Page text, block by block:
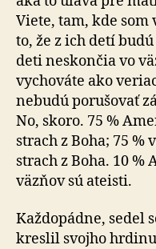
Viete, tam, kde
to, že z ich detí
deti neskončia vo
vychováte ako
nebudú porušovať
No, skoro. 75 %
strach z Boha; 75
strach z Boha. 10 %
väzňov sú ateisti.
Každopádne, sedel
kreslil svojho